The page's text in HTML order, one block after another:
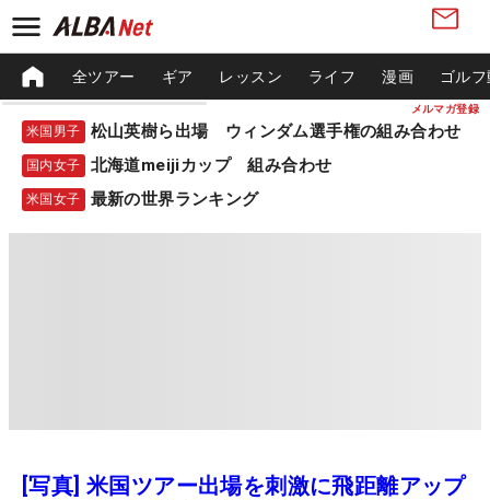
メルマガ登録
全ツアー ギア レッスン ライフ 漫画 ゴル
米国男子 松山英樹ら出場 ウィンダム選手権の組み合わせ
国内女子 北海道meijiカップ 組み合わせ
米国女子 最新の世界ランキング
[写真] 米国ツアー出場を刺激に飛距離アップ